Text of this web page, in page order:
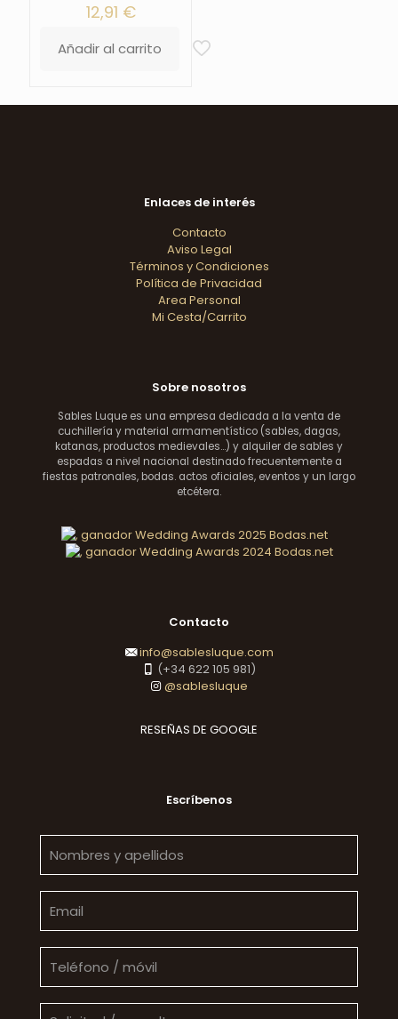
12,91 €
Añadir al carrito
Enlaces de interés
Contacto
Aviso Legal
Términos y Condiciones
Política de Privacidad
Area Personal
Mi Cesta/Carrito
Sobre nosotros
Sables Luque es una empresa dedicada a la venta de
cuchillería y material armamentístico (sables, dagas,
katanas, productos medievales...) y alquiler de sables y
espadas a nivel nacional destinado frecuentemente a
fiestas patronales, bodas. actos oficiales, eventos y un largo
etcétera.
Contacto
info@sablesluque.com
(+34 622 105 981)
@sablesluque
RESEÑAS DE GOOGLE
Escríbenos